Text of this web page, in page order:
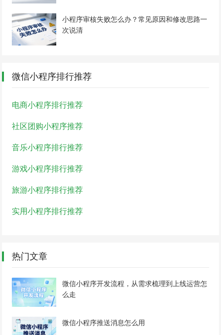
小程序审核失败怎么办？常见原因和修改思路一
次说清
微信小程序排行推荐
电商小程序排行推荐
社区团购小程序推荐
音乐小程序排行推荐
游戏小程序排行推荐
旅游小程序排行推荐
实用小程序排行推荐
热门文章
微信小程序开发流程，从需求梳理到上线运营怎
么走
微信小程序推送消息怎么用